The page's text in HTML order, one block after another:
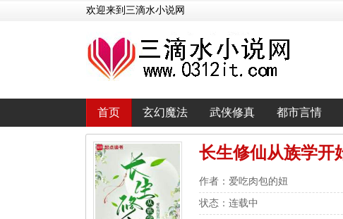
欢迎来到三滴水小说网
首页 玄幻魔法 武侠修真 都市言情
长生修仙从族学开
作者：爱吃肉包的妞
状态：连载中